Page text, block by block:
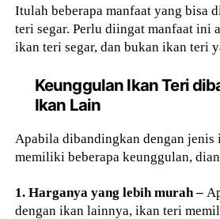
Itulah beberapa manfaat yang bisa
teri segar. Perlu diingat manfaat ini
ikan teri segar, dan bukan ikan teri
Keunggulan Ikan Teri
Ikan Lain
Apabila dibandingkan dengan
memiliki beberapa keunggulan,
1. Harganya yang lebih murah –
dengan ikan lainnya, ikan teri